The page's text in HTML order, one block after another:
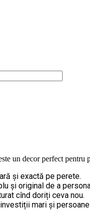
un decor perfect pentru
și exactă pe perete.
și original de a
cînd doriți ceva nou.
mari și